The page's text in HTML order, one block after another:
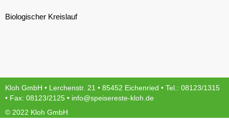
Biologischer Kreislauf
Kloh GmbH • Lerchenstr. 21 • 85452 Eichenried • Tel.: 08123/1315
• Fax: 08123/2125 • info@speisereste-kloh.de
© 2022 Kloh GmbH